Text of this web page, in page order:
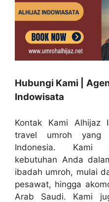
Hubungi Kami |
Indowisata
Kontak Kami Alhijaz
travel umroh yang
Indonesia. Kami
kebutuhan Anda
ibadah umroh, mulai
pesawat, hingga
Arab Saudi. Kami